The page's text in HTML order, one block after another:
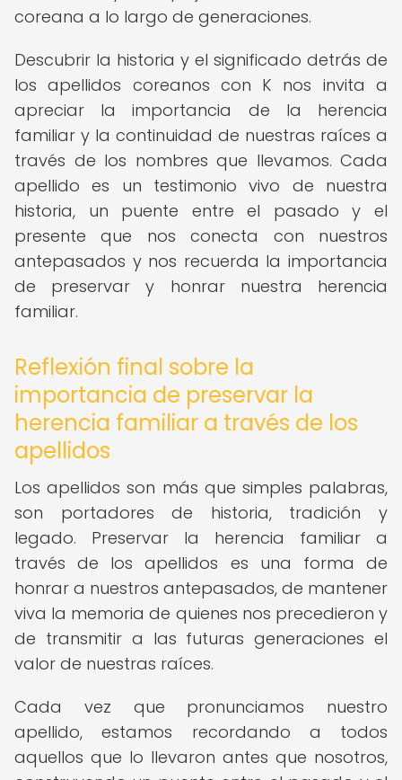
coreana a lo largo de generaciones.
Descubrir la historia y el significado detrás de
los apellidos coreanos con K nos invita a
apreciar la importancia de la herencia
familiar y la continuidad de nuestras raíces a
través de los nombres que llevamos. Cada
apellido es un testimonio vivo de nuestra
historia, un puente entre el pasado y el
presente que nos conecta con nuestros
antepasados y nos recuerda la importancia
de preservar y honrar nuestra herencia
familiar.
Reflexión final sobre la
importancia de preservar la
herencia familiar a través de los
apellidos
Los apellidos son más que simples palabras,
son portadores de historia, tradición y
legado. Preservar la herencia familiar a
través de los apellidos es una forma de
honrar a nuestros antepasados, de mantener
viva la memoria de quienes nos precedieron y
de transmitir a las futuras generaciones el
valor de nuestras raíces.
Cada vez que pronunciamos nuestro
apellido, estamos recordando a todos
aquellos que lo llevaron antes que nosotros,